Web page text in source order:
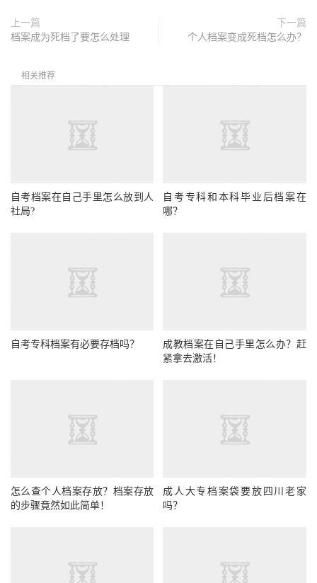
上一篇
档案成为死档了要怎么处理
下一篇
个人档案变成死档怎么办？
相关推荐
自考档案在自己手里怎么放到人
社局?
自考专科和本科毕业后档案在
哪？
自考专科档案有必要存档吗？
成教档案在自己手里怎么办？赶
紧拿去激活！
怎么查个人档案存放？档案存放
的步骤竟然如此简单！
成人大专档案袋要放四川老家
吗？